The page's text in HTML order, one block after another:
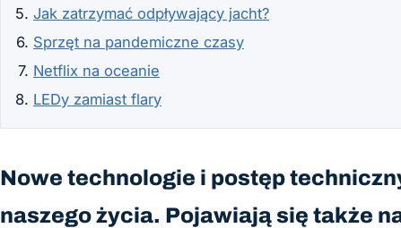
Jak zatrzymać odpływający jacht?
Sprzęt na pandemiczne czasy
Netflix na oceanie
LEDy zamiast flary
Nowe technologie i postęp
naszego życia. Pojawiają się także